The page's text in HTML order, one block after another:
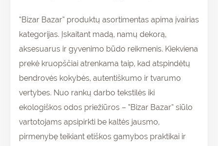
“Bizar Bazar” produktų asortimentas apima įvairias
kategorijas. Įskaitant madą, namų dekorą,
aksesuarus ir gyvenimo būdo reikmenis. Kiekviena
prekė kruopščiai atrenkama taip, kad atspindėtų
bendrovės kokybės, autentiškumo ir tvarumo
vertybes. Nuo rankų darbo tekstilės iki
ekologiškos odos priežiūros – “Bizar Bazar” siūlo
vartotojams apsipirkti be kaltės jausmo,
pirmenybę teikiant etiškos gamybos praktikai ir